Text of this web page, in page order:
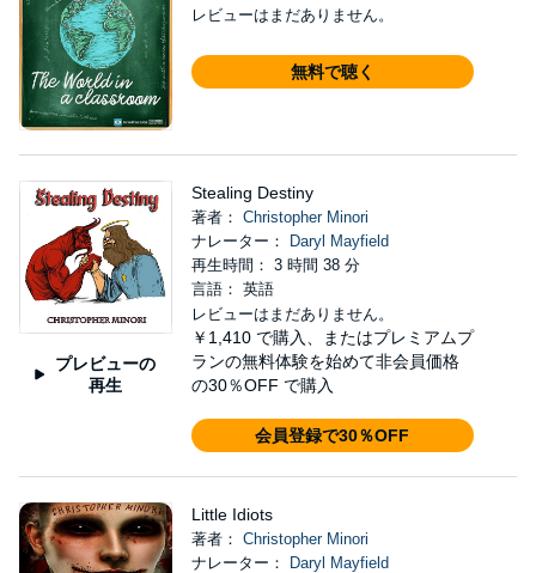
レビューはまだありません。
無料で聴く
プレビューの
再生
Stealing Destiny
著者： Christopher Minori
ナレーター：
Daryl Mayfield
再生時間： 3 時間 38 分
言語： 英語
レビューはまだありません。
￥1,410 で購入、またはプレミアムプ
ランの無料体験を始めて非会員価格
の30％OFF で購入
会員登録で30％OFF
Little Idiots
著者： Christopher Minori
ナレーター：
Daryl Mayfield